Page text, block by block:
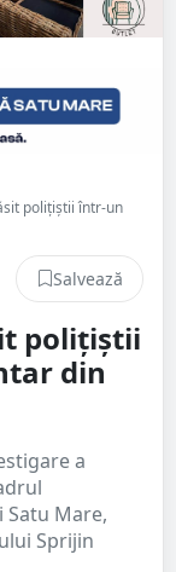
polițiștii într-un
Salvează
polițiștii
din
a
Mare,
Sprijin